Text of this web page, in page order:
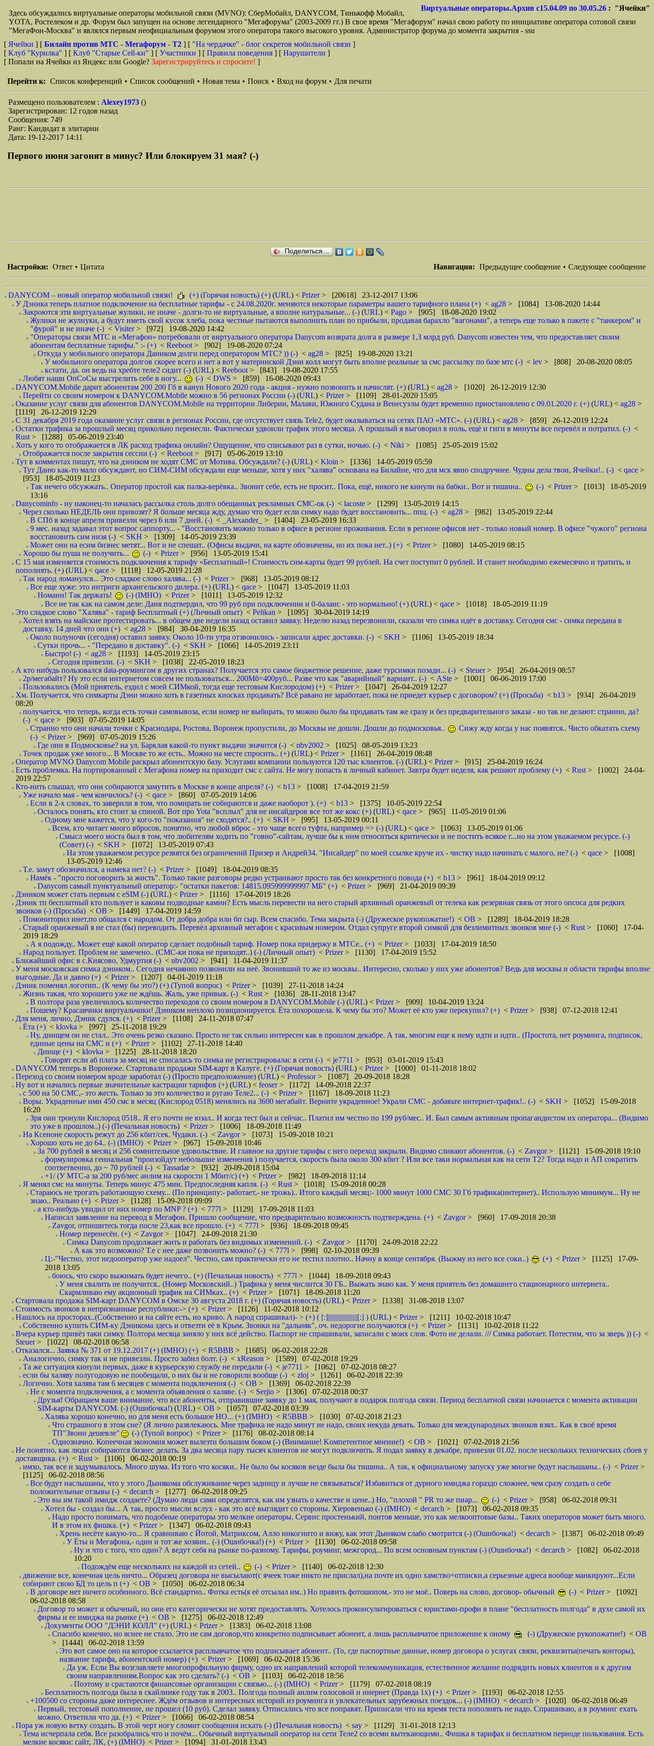
Виртуальные операторы.Архив с15.04.09 по 30.05.26 : "Ячейки"
Здесь обсуждались виртуальные операторы мобильной связи (MVNO): СберМобайл, DANYCOM, Тинькофф Мобайл,
YOTA, Ростелеком и др. Форум был запущен на основе легендарного "Мегафорума" (2003-2009 гг.) В свое время "Мегафорум" начал свою работу по инициативе оператора сотовой связи
"МегаФон-Москва" и являлся первым неофициальным форумом этого оператора такого высокого уровня. Администратор форума до момента закрытия - ssu
[ Ячейки ] [ Билайн против МТС - Мегафорум - T2 ] [ "На чердачке" - блог секретов мобильной связи ]
[ Клуб "Курилка" ] [ Клуб "Старые Сell-ки" ] [ Участники ] [ Правила поведения ] [ Нарушители ]
[ Попали на Ячейки из Яндекс или Google? Зарегистрируйтесь и спросите! ]
Перейти к: Список конференций • Список сообщений • Новая тема • Поиск • Вход на форум • Для печати
Размещено пользователем : Alexey1973 ()
Зарегистрирован: 12 годов назад
Сообщения: 749
Ранг: Кандидат в элитарии
Дата: 19-12-2017 14:11
Первого июня загонят в минус? Или блокируем 31 мая? (-)
Поделиться…
Навигация: Предыдущее сообщение • Следующее сообщение
Настройки: Ответ • Цитата
DANYCOM – новый оператор мобильной связи! (+) (Горячая новость) (+) (URL) < Prizer> [20618] 23-12-2017 13:06
У Дэника теперь платное подключение на бесплатные тарифы - с 24.08.2020г. меняются некоторые параметры вашего тарифного плана (+) < ag28 > [1084] 13-08-2020 14:44
Закроются эти виртуальные жулики, не иначе - долги-то не виртуальные, а вполне натуральные... (-) (URL) < Pago > [905] 18-08-2020 19:02
Жулики не жулиуки, а будут иметь свой кусок хлеба, пока честные пытаются выполнить план по прибыли, продавая барахло "вагонами", а теперь еще только в пакете с "танкером" и
"фурой" и не иначе (-) < Visiter> [972] 19-08-2020 14:42
"Операторы связи МТС и «Мегафон» потребовали от виртуального оператора Danycom возврата долга в размере 1,3 млрд руб. Danycom известен тем, что предоставляет своим
абонентам бесплатные тарифы." :- (+) < Reeboot > [902] 19-08-2020 07:24
Откуда у мобильного оператора Даником долги перед оператором МТС? )) (-) < ag28 > [825] 19-08-2020 13:21
У мобильного оператора долгов скорее всего и нет а вот у материнской Дэни колл могут быть вполне реальные за смс рассылку по базе мтс (-) < lev > [808] 20-08-2020 08:05
кстати, да. он ведь на хребте теле2 сидит (-) (URL) < Reeboot > [843] 19-08-2020 17:55
Любят наши ОпСоСы выстрелить себе в ногу...
(-) < DWS > [859] 16-08-2020 09:43
DANYCOM.Mobile дарит абонентам 200 200 Гб в канун Нового 2020 года - акция - нужно позвонить и начислят. (+) (URL) < ag28 > [1020] 26-12-2019 12:30
Перейти со своим номером к DANYCOM.Mobile можно в 56 регионах России (-) (URL) < Prizer> [1109] 28-01-2020 15:05
Оказание услуг связи для абонентов DANYCOM.Mobile на территории Либерии, Малави, Южного Судана и Венесуэлы будет временно приостановлено с 09.01.2020 г. (+) (URL) < ag28 >
[1119] 26-12-2019 12:29
С 31 декабря 2019 года оказание услуг связи в регионах России, где отсутствует связь Tele2, будет оказываться на сетях ПАО «МТС». (-) (URL) < ag28 > [859] 26-12-2019 12:24
Остатки трафика за прошлый месяц прикольно перенесли. Фактически удвоили трафик этого месяца. А прошлый я выговорил в ноль, ещё и гиги в минуты все перевёл и потратил. (-) <
Rust > [1288] 05-06-2019 23:40
Хоть у кого то отображается в ЛК расход трафика онлайн? Ощущение, что списывают раз в сутки, ночью. (-) < Niki > [1085] 25-05-2019 15:02
Отображается после закрытия сессии (-) < Reeboot > [917] 05-06-2019 13:10
Тут в комментах пишут, что на дэником не ходят СМС от Мотива. Обсуждали? (-) (URL) < Kloin > [1336] 14-05-2019 05:59
Тут Даню как-то мало обсуждают, но СИМ-СИМ обсуждали еще меньше, хотя у них "халява" основана на Билайне, что для мск явно сподручнее. Чудны дела твои, Ячейки!.. (-) < qace >
[953] 18-05-2019 11:23
Так нечего обсужжать.. Оператор простой как палка-верёвка.. Звонит себе, есть не просит.. Пока, ещё, никого не кинули на бабки.. Вот и тишина..
(-) < Prizer> [1013] 18-05-2019
13:16
Danycominfo - ну наконец-то началась рассылка столь долго обещанных рекламных СМС-ок (-) < lacoste > [1299] 13-05-2019 14:15
Через сколько НЕДЕЛЬ они привозят? Я больше месяца жду, думаю что будет если симку надо будет восстановить... ппц. (-) < ag28 > [982] 13-05-2019 22:44
В СПб в конце апреля привезли через 6 или 7 дней. (-) < _Alexander_ > [1404] 23-05-2019 16:33
9 мес. назад задавал этот вопрос саппорту... - "Восстановить можно только в офисе в регионе проживания. Если в регионе офисов нет - только новый номер. В офисе "чужого" региона
восстановить сим низя (-) < SKH > [1309] 14-05-2019 23:39
Может они на есим бизнес метят... Вот и не спешат.. (Офисы выдачи, на карте обозначены, но их пока нет..) (+) < Prizer> [1080] 14-05-2019 08:15
Хорошо бы пуша не получить...
(-) < Prizer> [956] 13-05-2019 15:41
С 15 мая изменяется стоимость подключения к тарифу «Бесплатный»! Стоимость сим-карты будет 99 рублей. На счет поступит 0 рублей. И станет необходимо ежемесячно и тратить, и
пополнять. (+) (URL) < qace > [1118] 12-05-2019 21:28
Так народ ломанулся... Это сладкое слово халява... (-) < Prizer> [968] 13-05-2019 08:12
Все еще хуже: это интриги архангельского дилера. (+) (URL) < qace > [1047] 13-05-2019 11:03
Номанн! Так держать!
(-) (IMHO) < Prizer> [1011] 13-05-2019 12:32
Все не так как на самом деле: Даня подтвердил, что 99 руб при подключении и 0-баланс - это нормально! (+) (URL) < qace > [1018] 18-05-2019 11:19
Это сладкое слово "Халява" - тариф Бесплатный (+) (Личный опыт) < Pelikan > [1095] 30-04-2019 14:19
Хотел взять на майские протестировать... в общем две недели назад оставил заявку. Неделю назад перезвонили, сказали что симка идёт в доставку. Сегодня смс - симка передана в
доставку. 14 дней что они (+) < ag28 > [984] 30-04-2019 16:35
Около полуночи (сегодня) оставил заявку. Около 10-ти утра отзвонились - записали адрес доставки. (-) < SKH > [1106] 13-05-2019 18:34
Сутки прочь... - "Передано в доставку". (-) < SKH > [1066] 14-05-2019 23:11
Быстро! (-) < ag28 > [1193] 14-05-2019 23:15
Сегодня привезли. (-) < SKH > [1038] 22-05-2019 18:23
А кто нибудь пользовался data-роумингом в других странах? Получается это самое бюджетное решение, даже турсимки позади... (-) < Steuer> [954] 26-04-2019 08:57
2р/мегабайт? Ну это если интернетом совсем не пользоваться... 200Мб=400руб... Разве что как "аварийный" вариант.. (-) < ASte > [1001] 06-06-2019 17:00
Пользовались (Мой приятель, ездил с моей СИМкой, тогда еще тестовым Кислородом) (+) < Prizer> [1047] 26-04-2019 12:27
Хм. Получается, что симкарты Дэни можно хоть в газетных киосках продавать? Всё равано не заработает, пока не приедет курьер с договором? (+) (Просьба) < b13 > [934] 26-04-2019
08:20
получается, что теперь, когда есть точки самовывоза, если номер не выбирать, то можно было бы продавать там же сразу и без предварительного заказа - но так не делают: странно, да?
(-) < qace > [903] 07-05-2019 14:05
Странно что они начали точки с Краснодара, Ростова, Воронеж пропустили, до Москвы не дошли. Дошли до подмосковья..
Сижу жду когда у нас появятся.. Чисто обкатать схему
(-) < Prizer> [969] 07-05-2019 15:26
Где они в Подмосковье? на ул. Барклая какой-то пункт выдачи значится (-) < nbv2002 > [1025] 08-05-2019 13:23
Точек продаж уже много... В Москве то же есть.. Можно на месте спросить.. (+) (URL) < Prizer> [1161] 26-04-2019 08:48
Оператор MVNO Danycom Mobile раскрыл абонентскую базу. Услугами компании пользуются 120 тыс клиентов. (-) (URL) < Prizer> [915] 25-04-2019 16:24
Есть проблемка. На портированный с Мегафона номер на приходит смс с сайта. Не могу попасть в личный кабинет. Завтра будет неделя, как решают проблему (+) < Rust > [1002] 24-04-
2019 22:57
Кто-нить слышал, что они собираются замутить в Москве в конце апреля? (-) < b13 > [1008] 17-04-2019 21:59
Уже начало мая - чем кончилось? (-) < qace > [860] 07-05-2019 14:06
Если в 2-х словах, то заверили в том, что помирать не собираются и даже наоборот ). (+) < b13 > [1375] 10-05-2019 22:54
Осталось понять, кто стоит за спиной. Вот про Yota "всплыл" для не инсайдеров все тот же кокс (+) (URL) < qace > [965] 11-05-2019 01:06
Одному мне кажется, что у кого-то "показания" не сходятся?.. (+) < SKH > [995] 13-05-2019 00:11
Всем, кто читает много вбросов, понятно, что любой вброс - это чаще всего туфта, например => (-) (URL) < qace > [1063] 13-05-2019 01:06
Смысл моего моста был в том, что любителям ходить по "говно"-сайтам, лучше бы к ним относиться критически и не постить всякое г...но на этом уважаемом ресурсе. (-)
(Совет) (-) < SKH > [1072] 13-05-2019 07:43
На этом уважаемом ресурсе резвятся без ограничений Призер и Андрей34. "Инсайдер" по моей ссылке круче их - чистку надо начинать с малого, не? (-) < qace > [1008]
13-05-2019 12:46
Т.е. замут обозначился, а намека нет? (-) < Prizer> [1049] 18-04-2019 08:35
Намёк - "просто поговорить за жисть". Только такие разговоры редко устраивают просто так без конкретного повода (+) < b13 > [961] 18-04-2019 09:12
Danycom самый пунктуальный оператор:- "остатки пакетов: 14815.095999999997 МБ" (+) < Prizer> [969] 21-04-2019 09:39
Дэником может стать первым с еSIM (-) (URL) < Prizer> [1116] 17-04-2019 18:26
Дэник тп бесплатный кто пользует и каковы подводные камни? Есть мысль перевести на него старый архивный оранжевый от телека как резервная связь от этого опсоса для редких
звонков (-) (Просьба) < ОВ > [1449] 17-04-2019 14:59
Помониторил инет,по общался с народом. От добра добра или бп сыр. Всем спасибо. Тема закрыта (-) (Дружеское рукопожатие!) < ОВ > [1289] 18-04-2019 18:28
Старый оранжевый я не стал (бы) переводить. Перевёл архивный мегафон с красивым номером. Отдал супруге второй симкой для безлимитных звонков мне (-) < Rust > [1060] 17-04-
2019 18:29
А я подожду.. Может ещё какой оператор сделает подобный тариф. Номер пока придержу в МТСе.. (+) < Prizer> [1033] 17-04-2019 18:50
Народ пользует. Проблем не замечено.. (СМС-ки пока не приходят..) (-) (Личный опыт) < Prizer> [1130] 17-04-2019 15:52
Ближайший офис в с.Киясово, Удмуртия (-) < nbv2002 > [941] 11-04-2019 11:37
У меня московская симка дэником.. Сегодня нечаянно позвонили на неё. Звонивший то же из москвы.. Интересно, сколько у них уже абонентов? Ведь для москвы и области тврифы вполне
выгодные. Да и давно (+) < Prizer> [1207] 04-01-2019 11:18
Дэник поменял логотип.. (К чему бы это?) (+) (Тупой вопрос) < Prizer> [1039] 27-11-2018 14:24
Жизнь такая, что хорошего уже не ждёшь. Жаль, уже привык. (-) < Rust > [1036] 28-11-2018 13:47
В полтора раза увеличилось количество переходов со своим номером в DANYCOM.Mobile (-) (URL) < Prizer> [909] 10-04-2019 13:24
Пошему? Красавчики виртуальчики! Дэником неплохо позиционируется. Ёта похорошела. К чему бы это? Может её кто уже перекупил? (+) < Prizer> [938] 07-12-2018 12:41
Для меня, лично, Дэник сдулся. (+) < Prizer> [1108] 24-11-2018 07:47
Ёта (+) < klovka > [997] 25-11-2018 19:29
Ну, днищем он не стал.. Это очень резко сказано. Просто не так сильно интересен как в прошлом декабре. А так, многим еще к нему идти и идти.. (Простота, нет роуминга, подписок,
единые цены на СМС и (+) < Prizer> [1102] 27-11-2018 14:40
Днище (+) < klovka > [1225] 28-11-2018 18:20
Говорят если аб плата за месяц не списалась то симка не регистрировалас в сети (-) < je7711 > [953] 03-01-2019 15:43
DANYCOM теперь в Воронеже. Стартовали продажи SIM-карт в Калуге. (+) (Горячая новость) (URL) < Prizer> [1000] 01-11-2018 18:02
Переход со своим номером вроде заработал (-) (Просто предположение) (URL) < Professor> [1087] 20-09-2018 18:28
Ну вот и начались первые значительные кастрации тарифов (+) (URL) < feoser> [1172] 14-09-2018 22:37
с 500 на 50 СМС,- это жесть. Только за это количество и ругаю Теле2... (-) < Prizer> [1167] 18-09-2018 11:23
Воры. Украденные ими 450 смс в месяц (Кислород 0518) менялись на 3600 мегабайт. Верните украденное! Украли СМС - добавьте интернет-трафик!.. (-) < SKH > [1052] 15-09-2018
16:20
Зря они тронули Кислород 0518.. Я его почти не юзал.. И когда тест был и сейчас.. Платил им честно по 199 руб/мес.. И. Был самым активным пропагандистом их оператора... (Видимо
это уже в прошлом..) (-) (Печальная новость) < Prizer> [1006] 18-09-2018 11:49
На Ксеноне скорость режут до 256 кбит/сек. Чудаки. (-) < Zavgor> [1073] 15-09-2018 10:21
Хорошо хоть не до 64.. (-) (IMHO) < Prizer> [967] 15-09-2018 10:46
За 700 рублей в месяц и 256 сомнительное удовольствие. И главное на другие тарифы с него переход закрыли. Видимо сливают абонентов. (-) < Zavgor> [1121] 15-09-2018 19:10
формулировка гениальная "произойдут небольшие изменения ) получается, скорость была около 300 кбит ? Или все таки нормальная как на сети Т2? Тогда надо и АП сократить
соответвенно, до ~ 70 рублей (-) < Tassadar> [932] 20-09-2018 15:04
+1/ (У МТС-а за 200 руб/мес анлим на скорости 1 Мбит/с) (+) < Prizer> [982] 18-09-2018 11:14
Я менял смс на минуты. Теперь минус 475 мин. Предпоследняя капля. (-) < Rust > [1018] 15-09-2018 00:28
Стараюсь не трогать работающую схему... (По принципу:- работает,- не трожь).. Итого каждый месяц:- 1000 минут 1000 СМС 30 Гб трафика(интернет).. Использую минимум... Ну не
знаю.. Реально (+) < Prizer> [1128] 15-09-2018 09:09
а кто-нибудь увидил от них номер по MNP ? (+) < 777l > [1129] 17-09-2018 11:03
Написал заявление на перевод в Мегафон. Пришло сообщение, что предварительно возможность подтверждена. (+) < Zavgor> [960] 17-09-2018 20:38
Zavgor, отпишитесь тогда после 23,как все прошло. (+) < 777l > [936] 18-09-2018 09:45
Номер перенесён. (+) < Zavgor> [1047] 24-09-2018 21:30
Симка Danycom продолжает жить и работать без видимых изменений. (-) < Zavgor> [1170] 24-09-2018 22:22
А как это возможно? Т.е с нее даже позвонить можно? (-) < 777l > [998] 02-10-2018 09:39
Ц:-"Честно, этот недооператор уже надоел". Честно, сам практически его не тестил плотно.. Начну в конце сентября. (Выжму из него все соки..)
(+) < Prizer> [1125] 17-09-
2018 13:05
боюсь, что скоро выжимать будет нечего.. (+) (Печальная новость) < 777l > [1044] 18-09-2018 09:43
У меня свалить не получится.. (Номер Московский..) Трафика у меня числится 30 ГБ.. Выжать знаю как. У меня приятель без домашнего стационарного интернета..
Скармливаю ему акционный трафик на СИМках.. (+) < Prizer> [1071] 18-09-2018 11:20
Стартовала продажа SIM-карт DANYCOM в Омске 30 августа 2018 г. (+) (Горячая новость) (URL) < Prizer> [1338] 31-08-2018 13:07
Стоимость звонков в непризнанные республики:-> (+) < Prizer> [1126] 11-02-2018 10:12
Нашлось на просторах..(Собственно и на сайте есть, но криво. А народ спрашивал)- > (+) ( [:]||||||||||||||||||||[:] ) (URL) < Prizer> [1211] 10-02-2018 10:47
Собственно купить СИМ-ку Дэникома здесь и отвезти её в Крым. Звонки на "дальняк", оч. недорогие получаются (+) < Prizer> [1131] 10-02-2018 11:22
Вчера курьер привёз таки симку. Полтора месяца заняло у них всё действо. Паспорт не спрашивали, записали с моих слов. Фото не делали. /// Симка работает. Потестим, что за зверь )) (-) <
Steuer> [1022] 08-02-2018 06:58
Отказался... Заявка № 371 от 19.12.2017 (+) (IMHO) (+) < R5BBB > [1685] 06-02-2018 22:28
Аналогично, симку так и не привезли. Просто забил болт. (-) < xReason > [1589] 07-02-2018 19:29
Та же ситуация кинули первых, даже в курьерскую службу не передали (-) < je7711 > [1062] 07-02-2018 08:27
если бы халяву полугодовую не пообещали, о них бы и не говорили вообще (-) < zloj > [1261] 06-02-2018 22:39
Логично. Хотя халява там 6 месяцев с момента подключения (-) < ОВ > [1369] 06-02-2018 22:39
Не с момента подключения, а с момента объявления о халяве. (-) < Serjio > [1306] 07-02-2018 00:37
Друзья! Обращаем ваше внимание, что все абоненты, отправившие заявку до 1 мая, получают в подарок полгода связи. Период бесплатной связи начинается с момента активации
SIM-карты DANYCOM. (-) (Ошибочка!) (URL) < ОВ > [1057] 07-02-2018 03:39
Халява хорошо конечно, но для меня есть большое НО... (+) (IMHO) < R5BBB > [1030] 07-02-2018 21:23
Что страшного в этом сне? (Я лично развлекаюсь. Мне трафика не надо минут не надо, своих некуда девать. Только для международных звонков взял.. Как в своё время
ТП"Звони дешевле"
(-) (Тупой вопрос) < Prizer> [1176] 08-02-2018 08:14
Однозначно. Копеечная экономия может вылезти большим боком (-) (Внимание! Kомпетентное мнение!) < ОВ > [1021] 07-02-2018 21:56
Не понятно, как люди собираются бизнес делать. За два месяца пару тысяч клиентов не могут подключить. Я подал заявку в декабре, привезли 01.02. после нескольких технических сбоев у
доставщика. (+) < Rust > [1106] 06-02-2018 00:19
имхо, так все и задумывалось. Много шума. Из того что косяки.. Не было бы косяков везде была бы тишина.. А так, к официальному запуску уже многие будут наслышаны.. (-) < Prizer>
[1125] 06-02-2018 08:56
Все будут наслышаны, что у этого Дынякома обслуживание через задницу и лучше не связываться? Избавиться от дурного имиджа гораздо сложнее, чем сразу создать о себе
положительные отзывы (-) < decarch > [1277] 06-02-2018 09:25
Это вы им такой имидж создаете? (Думаю люди сами определятся, как им узнать о качестве и цене..) Но, "плохой " PR то же пиар...
(-) < Prizer> [958] 06-02-2018 09:31
Хотел бы - создал бы... А так, просто мысли вслух - как это всё выглядит со стороны. Хieровенько (-) (IMHO) < decarch > [1073] 06-02-2018 09:35
Надо просто понимать, что подобные операторы это мелкие операторы. Сервис простенький, понтов меньше, это как мелкооптовые базы.. Таких операторов может быть много.
И в этом их фишка. (+) < Prizer> [1347] 06-02-2018 09:43
Хрень несёте какую-то... Я сравниваю с Йотой, Матриксом, Алло инкогнито и вижу, как этот Дыняком слабо смотрится (-) (Ошибочка!) < decarch > [1387] 06-02-2018 09:49
У Ёты и Мегафона,- один и тот же хозяин.. (-) (Ошибочка!) (+) < Prizer> [1130] 06-02-2018 09:58
Ну и что с того, что один? А ведут себя на рынке по-разному. Тарифы, роуминг, межгород... По всем основным пунктам (-) (Ошибочка!) < decarch > [1082] 06-02-2018
10:20
Подождём еще нескольких на каждой из сетей..
(-) < Prizer> [1140] 06-02-2018 12:30
движение все, конечная цель ничто... Образец договора не высылают(с ячеек тоже никто не прислал),на почте их одно хамство=отписки,а серьезные адреса вообще манкируют...Если
собирают свою БД то цель п (+) < ОВ > [1050] 06-02-2018 06:34
В договоре нет ничего особенного. Всё стандартно.. Фотка есть(я её отсылал им..) Но править фотошопом,- это не моё.. Поверь на слово, договор- обычный
(-) < Prizer> [1092]
06-02-2018 08:58
Договор то может и обычный, но они его категорически не хотят предоставлять. Хотелось проконсультироваться с юристами-профи в плане "бесплатность полгода" в духе самой их
фирмы и ее имиджа на рынке (+) < ОВ > [1275] 06-02-2018 12:49
Документы ООО "ДЭНИ КОЛЛ" (+) (URL) < Prizer> [1383] 06-02-2018 13:08
Спасибо конечно, но яснее не стало. Это не сам договор,что конкретно подписывает абонент, а лишь расплывчатое приложение к оному
(-) (Дружеское рукопожатие!) < ОВ
> [1444] 06-02-2018 13:59
Это вот самое оно на которое ссылается расплывчатое что подписывает абонент.. (То, где паспортные данные, номер договора о услугах связи, реквизиты(печать конторы),
название тарифа, абонентский номер) (+) < Prizer> [1069] 06-02-2018 15:36
Да уж. Если Вы возглавляете многопрофильную фирму, одно их направлений которой телекоммуникация, естественное желание подрядить новых клиентов и к другим
своим направлениям.Вопрос как это сделать? (-) < ОВ > [1103] 06-02-2018 18:56
Поэтому и срастаются финансовые организации с связью... (-) (IMHO) < Prizer> [1179] 07-02-2018 08:19
Бесплатность полгода была в скайлинке году так в 2003.. Полгода полный анлим голосовой и инернет (Правда 1х) (+) < Prizer> [1193] 06-02-2018 12:55
+100500 со стороны даже интереснее. Ждём отзывов и интересных историй из роуминга и увлекательных зарубежных поездок... (-) (IMHO) < decarch > [1020] 06-02-2018 06:49
Первый, тестовый пополнение, не прошел (10 руб). Сделал заявку. Отписались что все поправят. Приписали что на время теста пополнять не надо. Спрашиваю, а в роуминг ехать
можно. Ответили что да. (+) < Prizer> [1066] 06-02-2018 08:54
Пора уж новую ветку создать. В этой черт ногу сломит сообщения искать (-) (Печальная новость) < say > [1129] 31-01-2018 12:13
Тема исчерпала себя. Все разобрались что и почём... Обычный виртуальный оператор на сети Теле2 со всеми вытекающими.. Фишка в тарифах и бесплатном периоде пользования. Есть
мелкие косяки: сайт, ЛК, (+) (IMHO) < Prizer> [1094] 31-01-2018 13:43